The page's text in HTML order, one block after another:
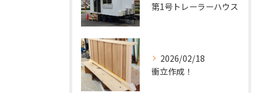
第1号トレーラーハウス
2026/02/18
衝立作成！